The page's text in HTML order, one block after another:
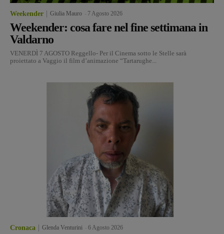
Weekender Giulia Mauro 7 Agosto 2026
Weekender: cosa fare nel fine settimana in
Valdarno
VENERDÌ 7 AGOSTO Reggello- Per il Cinema sotto le Stelle sarà
proiettato a Vaggio il film d’animazione “Tartarughe...
Cronaca Glenda Venturini 6 Agosto 2026